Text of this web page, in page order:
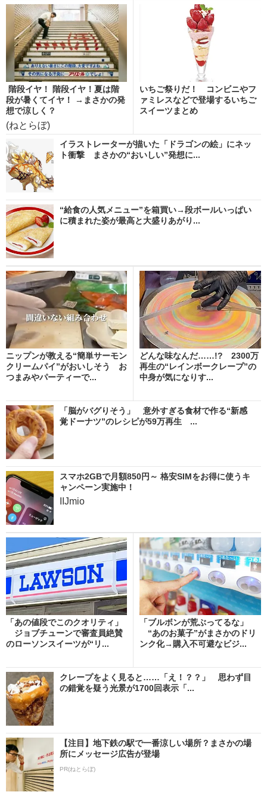
階段イヤ！ 階段イヤ！夏は階
段が暑くてイヤ！ →まさかの発
想で涼しく？
(ねとらぼ)
いちご祭りだ！ コンビニやフ
ァミレスなどで登場するいちご
スイーツまとめ
イラストレーターが描いた「ドラゴンの絵」にネッ
ト衝撃 まさかの“おいしい”発想に...
“給食の人気メニュー”を箱買い→段ボールいっぱい
に積まれた姿が最高と大盛りあがり...
ニップンが教える“簡単サーモン
クリームパイ”がおいしそう お
つまみやパーティーで...
どんな味なんだ……!? 2300万
再生の“レインボークレープ”の
中身が気になりす...
「脳がバグりそう」 意外すぎる食材で作る“新感
覚ドーナツ”のレシピが59万再生 ...
スマホ2GBで月額850円～ 格安SIMをお得に使うキ
ャンペーン実施中！
IIJmio
「あの値段でこのクオリティ」
ジョブチューンで審査員絶賛
のローソンスイーツが“リ...
「ブルボンが荒ぶってるな」
“あのお菓子”がまさかのドリ
ンク化→購入不可避なビジ...
クレープをよく見ると……「え！？？」 思わず目
の錯覚を疑う光景が1700回表示「...
【注目】地下鉄の駅で一番涼しい場所？まさかの場
所にメッセージ広告が登場
PR(ねとらぼ)